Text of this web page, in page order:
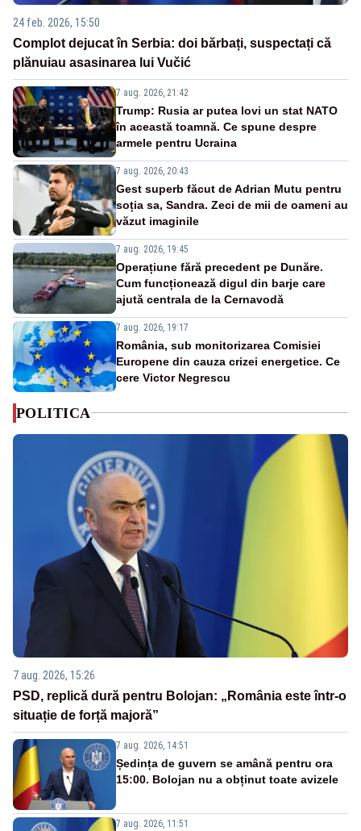
24 feb. 2026, 15:50
Complot dejucat în Serbia: doi bărbați, suspectați că
plănuiau asasinarea lui Vučić
7 aug. 2026, 21:42
Trump: Rusia ar putea lovi un stat NATO
în această toamnă. Ce spune despre
armele pentru Ucraina
7 aug. 2026, 20:43
Gest superb făcut de Adrian Mutu pentru
soția sa, Sandra. Zeci de mii de oameni au
văzut imaginile
7 aug. 2026, 19:45
Operațiune fără precedent pe Dunăre.
Cum funcționează digul din barje care
ajută centrala de la Cernavodă
7 aug. 2026, 19:17
România, sub monitorizarea Comisiei
Europene din cauza crizei energetice. Ce
cere Victor Negrescu
POLITICA
7 aug. 2026, 15:26
PSD, replică dură pentru Bolojan: „România este într-o
situație de forță majoră”
7 aug. 2026, 14:51
Ședința de guvern se amână pentru ora
15:00. Bolojan nu a obținut toate avizele
7 aug. 2026, 11:51